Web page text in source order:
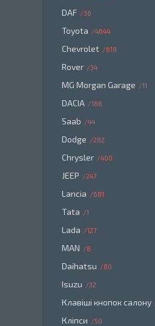
DAF 36
Toyota 4644
Chevrolet 618
Rover 34
MG Morgan Garage 11
DACIA 166
Saab 44
Dodge 282
Chrysler 400
JEEP 247
Lancia 681
Tata 1
Lada 127
MAN 8
Daihatsu 80
Isuzu 32
Клавіші кнопок салону
Кліпси 50